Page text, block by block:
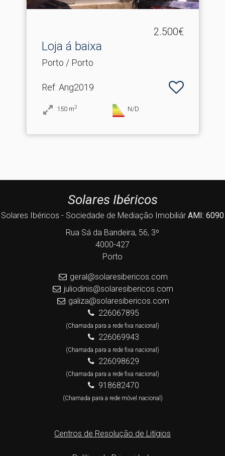
2.500€
Loja á baixa
Porto / Porto
Ref: Ang2019
150 m2 N/D
Solares Ibéricos
Solares Ibéricos - Sociedade de Mediação Imobiliár AMI: 6090
Rua Sá da Bandeira, 56, 3º
4000-427
Porto
geral@solaresibericos.com
juliodinis@solaresibericos.com
galiza@solaresibericos.com
226067895
(Chamada para a rede fixa nacional)
226069943
(Chamada para a rede fixa nacional)
226098629
(Chamada para a rede fixa nacional)
918682470
(Chamada para a rede móvel nacional)
Centros de Resolução de Litígios